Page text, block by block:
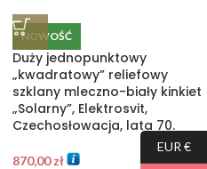
NOWOŚĆ
Duży jednopunktowy
„kwadratowy” reliefowy
szklany mleczno-biały kinkiet
„Solarny”, Elektrosvit,
Czechosłowacja, lata 70.
870,00zł
EUR €